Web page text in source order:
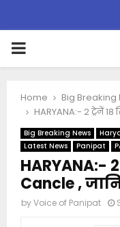
PRIMARY
Home
Big Breaking
HARYANA:- 2 ट्रेनें
Big Breaking News
Latest News
Panipat
HARYANA:-
Cancle ,
byVoice of Panipat